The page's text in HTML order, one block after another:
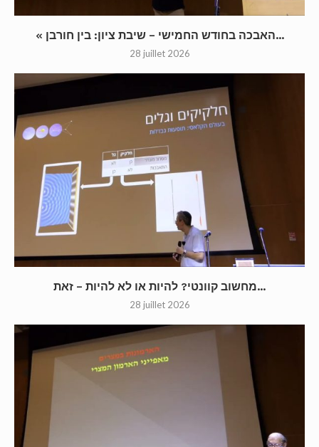
« האבכה בחודש החמישי – שיבת ציון: בין חורבן...
28 juillet 2026
מחשוב קוונטי? להיות או לא להיות – זאת...
28 juillet 2026